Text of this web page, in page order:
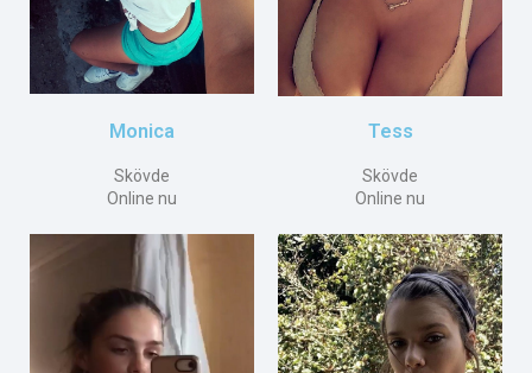
Monica
Skövde
Online nu
Tess
Skövde
Online nu